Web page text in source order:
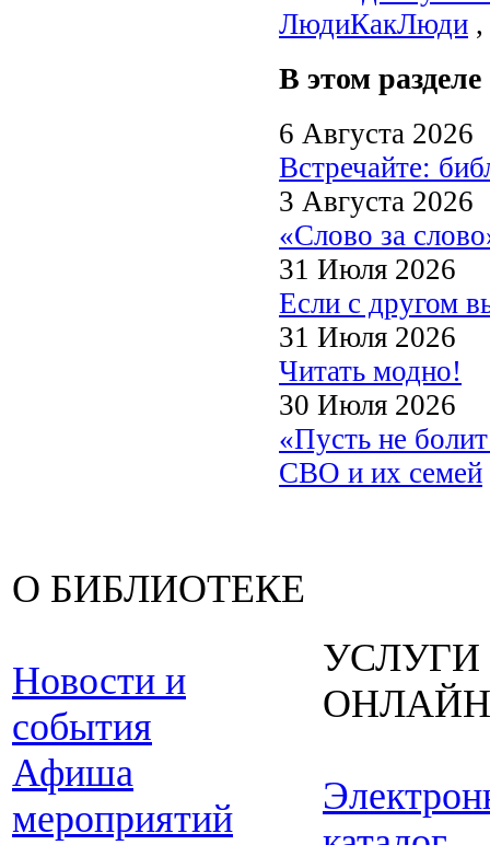
ЛюдиКакЛюди ,
В этом разделе
6 Августа 2026
Встречайте:
3 Августа 2026
«Слово за
31 Июля 2026
Если с другом
31 Июля 2026
Читать модно!
30 Июля 2026
«Пусть не
СВО и их семей
О БИБЛИОТЕКЕ
Новости и
события
Афиша
мероприятий
УСЛУГИ
ОНЛАЙН